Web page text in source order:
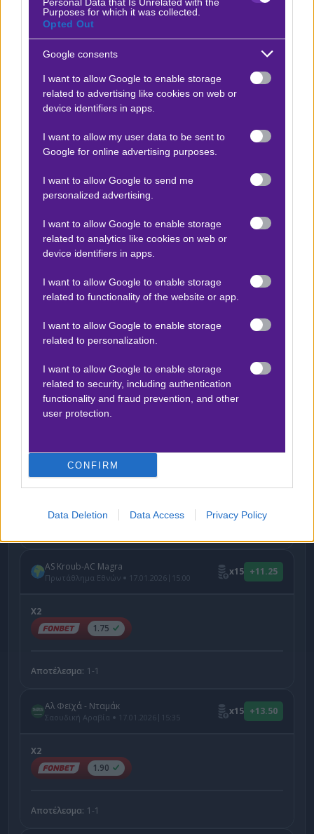
Purposes for which it was collected.
Opted Out
Google consents
I want to allow Google to enable storage
related to advertising like cookies on web or
device identifiers in apps.
I want to allow my user data to be sent to
Google for online advertising purposes.
I want to allow Google to send me
personalized advertising.
I want to allow Google to enable storage
related to analytics like cookies on web or
device identifiers in apps.
I want to allow Google to enable storage
related to functionality of the website or app.
I want to allow Google to enable storage
related to personalization.
I want to allow Google to enable storage
related to security, including authentication
functionality and fraud prevention, and other
user protection.
CONFIRM
Data Deletion Data Access Privacy Policy
ΠρογνωστικόBouri-Umm Al Hasan
Μπαχρέιν 2ηκατηγορία.
υπερβολικός ο φαβοριτισμός της φιλοξενούμενης
«περιφερειακούς», αν είναι δόκιμο να τους
χαρακτηρίσουμε έτσι, δεδομένου ότι το Μπαχρέιν είναι
στην ουσία ένα μικρό νησί. Αλλά δεν έχουν έδρα στη
Μανάμα. Αναμετρώνται από το 2022, που η
Μπαχρέιν, και η Bouri που βρισκόταν εκεί από πιο
σημαίνει ότι θα νικήσει και σήμερα, όμως δείχνει ότι
δεν είναι τόσο εύκολα τα πράγματα για τη
το 1Χ στηFonbet.
Δείτε με ένα κλικ τις καλύτερες προσφορές της ημέρας
Ο Αργύρης Παγαρτάνης προτείνει:
2 (+0,25 AH)
1.90
AS Kroub-AC Magra
Πρωτάθλημα Εθνών 17.01.2026 | 15:00 x15 +11.25
X2
1.75
Αποτέλεσμα: 1-1
Αλ Φεϊχά - Νταμάκ
Σαουδική Αραβία 17.01.2026 | 15:35 x15 +13.50
X2
1.90
Αποτέλεσμα: 1-1